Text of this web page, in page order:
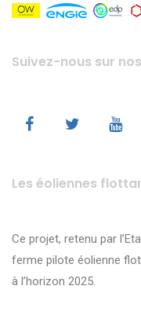
Suivez-nous sur
Les éoliennes
Ce projet, retenu par
ferme pilote éolienne
à l’horizon 2025.